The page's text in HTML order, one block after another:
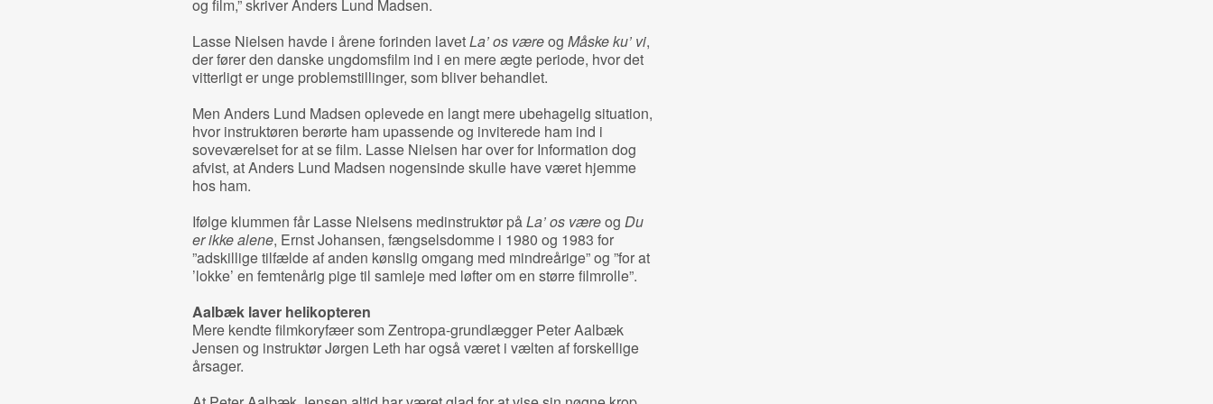
og film,” skriver Anders Lund Madsen.
Lasse Nielsen havde i årene forinden lavetLa’ os væreog Måske ku’ vi,
der fører den danske ungdomsfilm ind i en mere ægte periode, hvor det
vitterligt er unge problemstillinger, som bliver behandlet.
Men Anders Lund Madsen oplevede en langt mere ubehagelig situation,
hvor instruktøren berørte ham upassende og inviterede ham ind i
soveværelset for at se film. Lasse Nielsen har over for Information dog
afvist, at Anders Lund Madsen nogensinde skulle have været hjemme
hos ham.
Ifølge klummen får Lasse Nielsens medinstruktør påLa’ os væreog Du
er ikke alene, Ernst Johansen, fængselsdomme i 1980 og 1983 for
”adskillige tilfælde af anden kønslig omgang med mindreårige” og ”for at
’lokke’ en femtenårig pige til samleje med løfter om en større filmrolle”.
Aalbæk laver helikopteren
Mere kendte filmkoryfæer som Zentropa-grundlægger Peter Aalbæk
Jensen og instruktør Jørgen Leth har også været i vælten af forskellige
årsager.